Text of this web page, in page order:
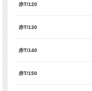
赤T/120
赤T/130
赤T/140
赤T/150